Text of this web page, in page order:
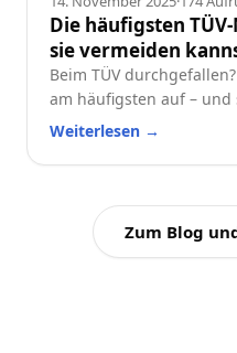
Die häufigsten
sie vermeiden
Beim TÜV
am häufigsten auf – und
praktische Checkliste für
Weiterlesen →
Zum Blog